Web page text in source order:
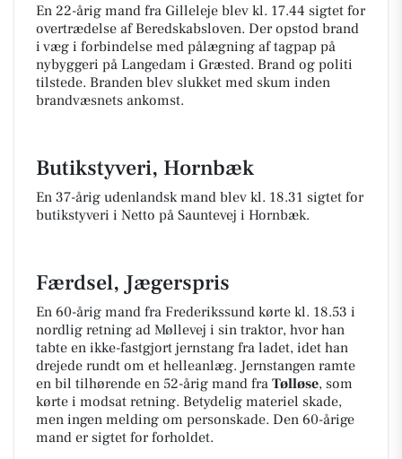
En 22-årig mand fra Gilleleje blev kl. 17.44 sigtet for
overtrædelse af Beredskabsloven. Der opstod brand
i væg i forbindelse med pålægning af tagpap på
nybyggeri på Langedam i Græsted. Brand og politi
tilstede. Branden blev slukket med skum inden
brandvæsnets ankomst.
Butikstyveri, Hornbæk
En 37-årig udenlandsk mand blev kl. 18.31 sigtet for
butikstyveri i Netto på Sauntevej i Hornbæk.
Færdsel, Jægerspris
En 60-årig mand fra Frederikssund kørte kl. 18.53 i
nordlig retning ad Møllevej i sin traktor, hvor han
tabte en ikke-fastgjort jernstang fra ladet, idet han
drejede rundt om et helleanlæg. Jernstangen ramte
en bil tilhørende en 52-årig mand fra Tølløse, som
kørte i modsat retning. Betydelig materiel skade,
men ingen melding om personskade. Den 60-årige
mand er sigtet for forholdet.